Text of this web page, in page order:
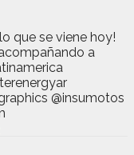
que se viene hoy!
a
@insumotos